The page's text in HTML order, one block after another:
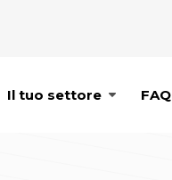
Il tuo settore FAQ